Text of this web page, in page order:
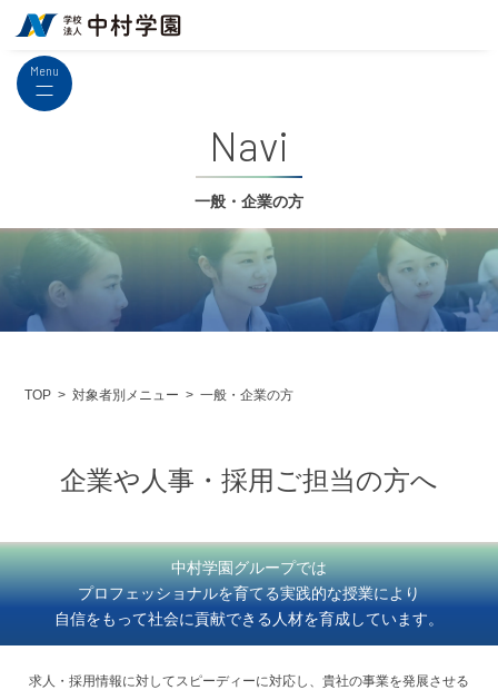
Menu
navi
一般・企業の方
TOP 対象者別メニュー 一般・企業の方
企業や人事・採用ご担当の方へ
中村学園グループでは
プロフェッショナルを育てる実践的な授業により
自信をもって社会に貢献できる人材を育成しています。
求人・採用情報に対してスピーディーに対応し、貴社の事業を発展させる